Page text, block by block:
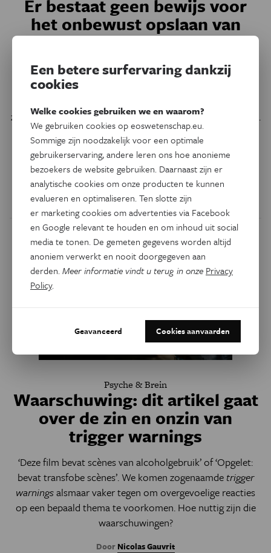
Er bestaat geen bewijs voor
het onbewust opslaan van
traumatische gebeurtenissen
in je brein
In Touché, het populaire programma op Radio 1, vertelde
zoektocht naar een antwoord op haar mentale problemen.
Tijdens haar therapie, waarbij ze ook ketamine gebruikte
als antidepressivum, kwamen herinneringen boven van
seksueel misbruik die ze zou verdrongen hebben en waar
ze zich niet bewust van was. Kan dat?
DoorMarleen Finoulst
Psyche & Brein
Waarschuwing: dit artikel gaat
over de zin en onzin van
trigger warnings
‘Deze film bevat scènes van alcoholgebruik’ of ‘Opgelet:
bevat transfobe scènes’. We komen zogenaamde trigger
warningsalsmaar vaker tegen om overgevoelige reacties
op een bepaald thema te voorkomen. Hoe nuttig zijn die
waarschuwingen?
Door Nicolas Gauvrit
Een betere surfervaring dankzij
cookies
Welke cookies gebruiken we en waarom?
We gebruiken cookies op eoswetenschap.eu.
Sommige zijn noodzakelijk voor een optimale
gebruikerservaring, andere leren ons hoe anonieme
bezoekers de website gebruiken. Daarnaast zijn er
analytische cookies om onze producten te kunnen
evalueren en optimaliseren. Ten slotte zijn
er marketing cookies om advertenties via Facebook
en Google relevant te houden en om inhoud uit social
media te tonen. De gemeten gegevens worden altijd
anoniem verwerkt en nooit doorgegeven aan
derden.Meer informatie vindt u terug in onze Privacy
Policy.
Geavanceerd Cookies aanvaarden